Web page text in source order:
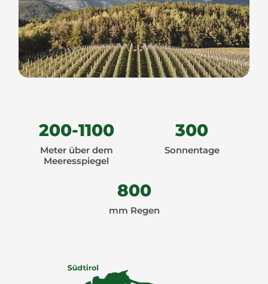
200-1100
Meter über dem
Meeresspiegel
300
Sonnentage
800
mm Regen